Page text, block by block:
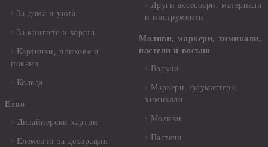
За дома и уюта
За книгите и хората
Картички, пликове и
покани
Коледа
Етно
Дизайнерски хартии
Елементи за декорация
Други аксесоари, материали
и инструменти
Моливи, маркери, химикали,
пастели и восъци
Восъци
Маркери, флумастери,
химикали
Моливи
Пастели